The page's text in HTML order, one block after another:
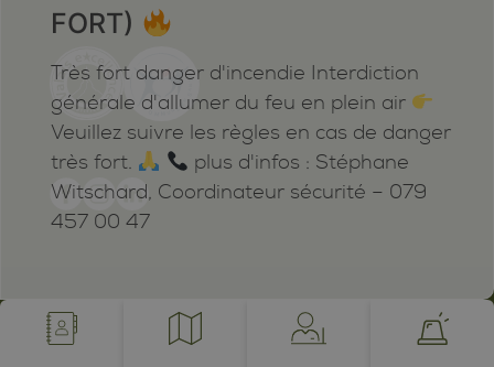
powered by /BOOMERANG
FORT)
Très fort danger d'incendie Interdiction
générale d'allumer du feu en plein air
Veuillez suivre les règles en cas de danger
très fort.
plus d'infos : Stéphane
Witschard, Coordinateur sécurité – 079
457 00 47